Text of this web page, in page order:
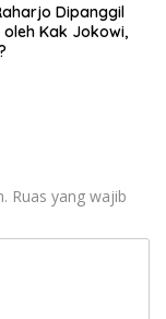
Dipanggil
Kak Jokowi,
Ruas yang wajib